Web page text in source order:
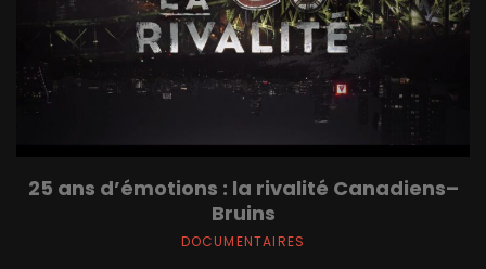
25 ans d’émotions : la rivalité Canadiens–
Bruins
DOCUMENTAIRES